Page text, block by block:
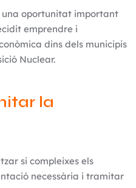
oportunitat important
emprendre i
dins dels municipis
Nuclear.
la
si compleixes els
necessària i tramitar